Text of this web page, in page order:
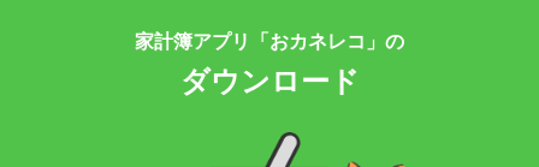
家計簿アプリ「おカネレコ」の
ダウンロード